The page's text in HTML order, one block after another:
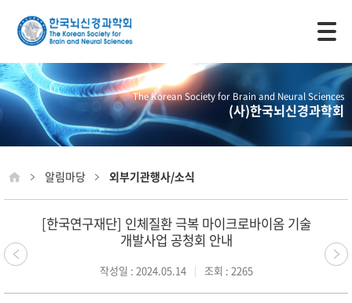
The Korean Society for Brain and Neural Sciences
(사)한국뇌신경과학회
알림마당 외부기관행사/소식
[한국연구재단] 인체질환 극복 마이크로바이옴 기술
개발사업 공청회 안내
작성일 : 2024.05.14 조회 : 2265